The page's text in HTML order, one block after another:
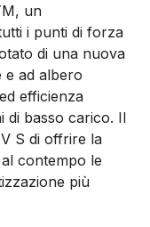
un
i punti di forza
di una nuova
ad albero
efficienza
di basso carico. Il
S di offrire la
contempo le
più